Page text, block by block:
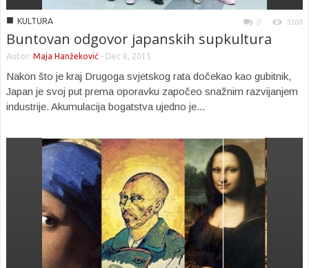
■ KULTURA 0 3168
Buntovan odgovor japanskih supkultura
Autor: Maja Hanžeković - Dec 8, 2015
Nakon što je kraj Drugoga svjetskog rata dočekao kao gubitnik,
Japan je svoj put prema oporavku započeo snažnim razvijanjem
industrije. Akumulacija bogatstva ujedno je...